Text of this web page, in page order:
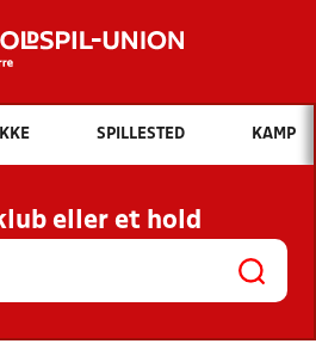
Hvad vil du søge efter?
INDHOLD OG NYHEDER
KLUBBER OG
HOLD
SPILLESTED KAMP
eller et hold